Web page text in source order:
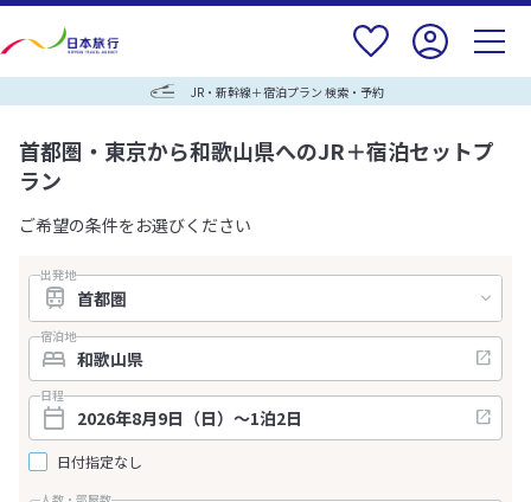
JR・新幹線＋宿泊プラン 検索・予約
首都圏・東京から和歌山県へのJR＋宿泊セットプ
ラン
ご希望の条件をお選びください
出発地
宿泊地
日程
日付指定なし